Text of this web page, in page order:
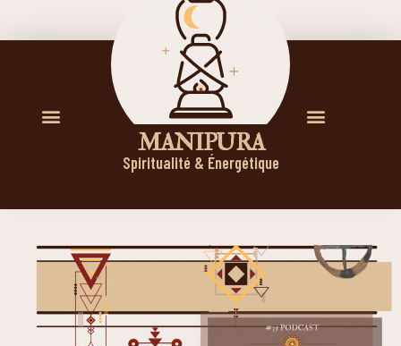
M A N I P U R A
Spiritualité & Énergétique